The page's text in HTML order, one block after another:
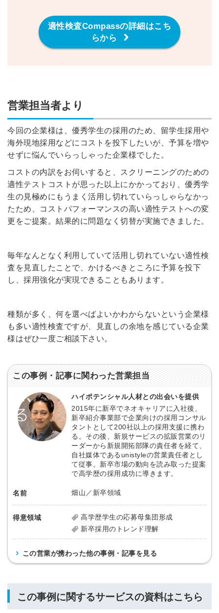
適性検査Compassの詳細はこち
らから
営業担当者より
今回の企業様は、優秀学生の採用のため、留学生採用や
海外現地採用などにコストを投下したいが、予算を増や
せずに悩んでいらっしゃった企業様でした。
コストの内訳をお伺いすると、スクリーニングのための
適性テストコストが思った以上にかかっており、優秀学
生の見極めにもうまく活用し切れていらっしゃらなかっ
たため、コストパフォーマンスの高い適性テストへの変
更をご提案。結果的に問題なく切替が実施できました。
毎年なんとなく利用していて活用し切れていない適性検
査を見直したことで、かけるべきところに予算を投下
し、採用強化が実現できることもあります。
種類が多く、何を選べばよいかわからないという企業様
も多い適性検査ですが、見直しの余地を感じている企業
様はぜひ一度ご相談下さい。
この事例・記事に関わった営業担当
ハイポテンシャル人材との出会いを提供
2015年に新卒でネオキャリアに入社後、
新卒紹介事業部で企業向けの採用コンサル
タントとして200社以上の採用支援に携わ
る。その後、新規サービスの拡販営業のリ
ーダーから新規開拓部隊の責任者を経て、
自社媒体であるunistyleの営業責任者とし
て従事。新卒市場の動向を読み取った提案
で高学歴の採用成功に導きます。
名前 畑山／新卒領域
得意領域
高学歴学生の応募母集団形成
新卒採用のトレンド理解
この営業が携わった他の事例・記事を見る
この事例に関するサービスの資料はこちら
忘れですか？
でログイン
採用に役立つ記事・資料が届く
同意のうえ
登録する
他サービスIDで登録
みんなの採用部があなたの許可なく投稿すること
はありません